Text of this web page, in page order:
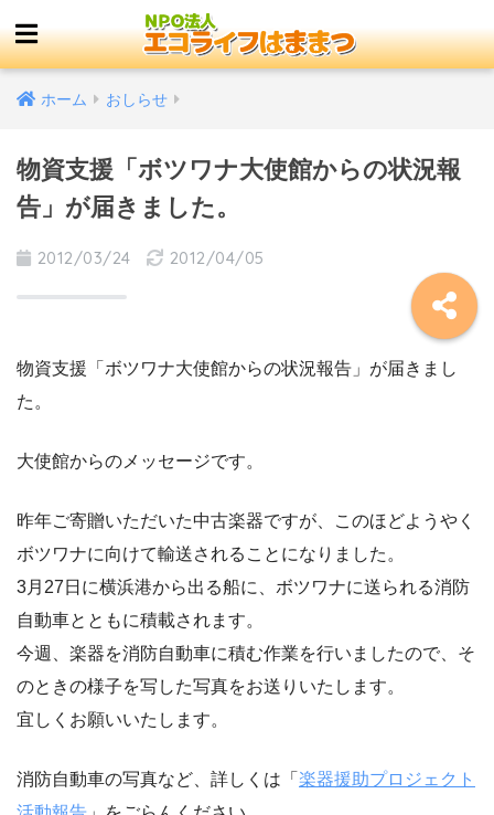
ホーム おしらせ
物資支援「ボツワナ大使館からの状況報
告」が届きました。
2012/03/24 2012/04/05
物資支援「ボツワナ大使館からの状況報告」が届きまし
た。
大使館からのメッセージです。
昨年ご寄贈いただいた中古楽器ですが、このほどようやく
ボツワナに向けて輸送されることになりました。
3月27日に横浜港から出る船に、ボツワナに送られる消防
自動車とともに積載されます。
今週、楽器を消防自動車に積む作業を行いましたので、そ
のときの様子を写した写真をお送りいたします。
宜しくお願いいたします。
消防自動車の写真など、詳しくは「 楽器援助プロジェクト